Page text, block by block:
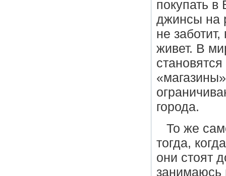
покупать
джинсы на
не
живет. В
города.
То же
тогда,
они стоят
занимаюсь